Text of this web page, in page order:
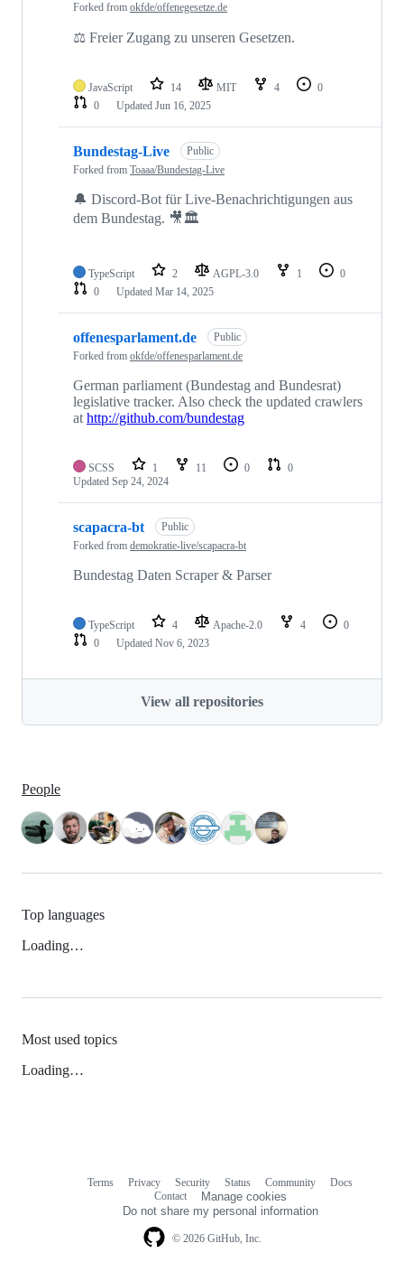
Forked from okfde/offenegesetze.de
⚖️ Freier Zugang zu unseren Gesetzen.
JavaScript 14 MIT 4
0
0
Updated Jun 16, 2025
Bundestag-Live
Public
Forked from Toaaa/Bundestag-Live
🔔 Discord-Bot für Live-Benachrichtigungen aus
dem Bundestag. 🎥🏛️
TypeScript 2 AGPL-3.0 1
0
0
Updated Mar 14, 2025
offenesparlament.de
Public
Forked from okfde/offenesparlament.de
German parliament (Bundestag and Bundesrat)
legislative tracker. Also check the updated crawlers
at http://github.com/bundestag
SCSS 1 11 0
0
Updated Sep 24, 2024
scapacra-bt
Public
Forked from demokratie-live/scapacra-bt
Bundestag Daten Scraper & Parser
TypeScript 4 Apache-2.0 4
0
0
Updated Nov 6, 2023
View all repositories
People
Top languages
Loading…
Most used topics
Loading…
© 2026 GitHub, Inc.
Terms Privacy Security Status Community
Docs
Contact
Manage cookies
Do not share my personal information